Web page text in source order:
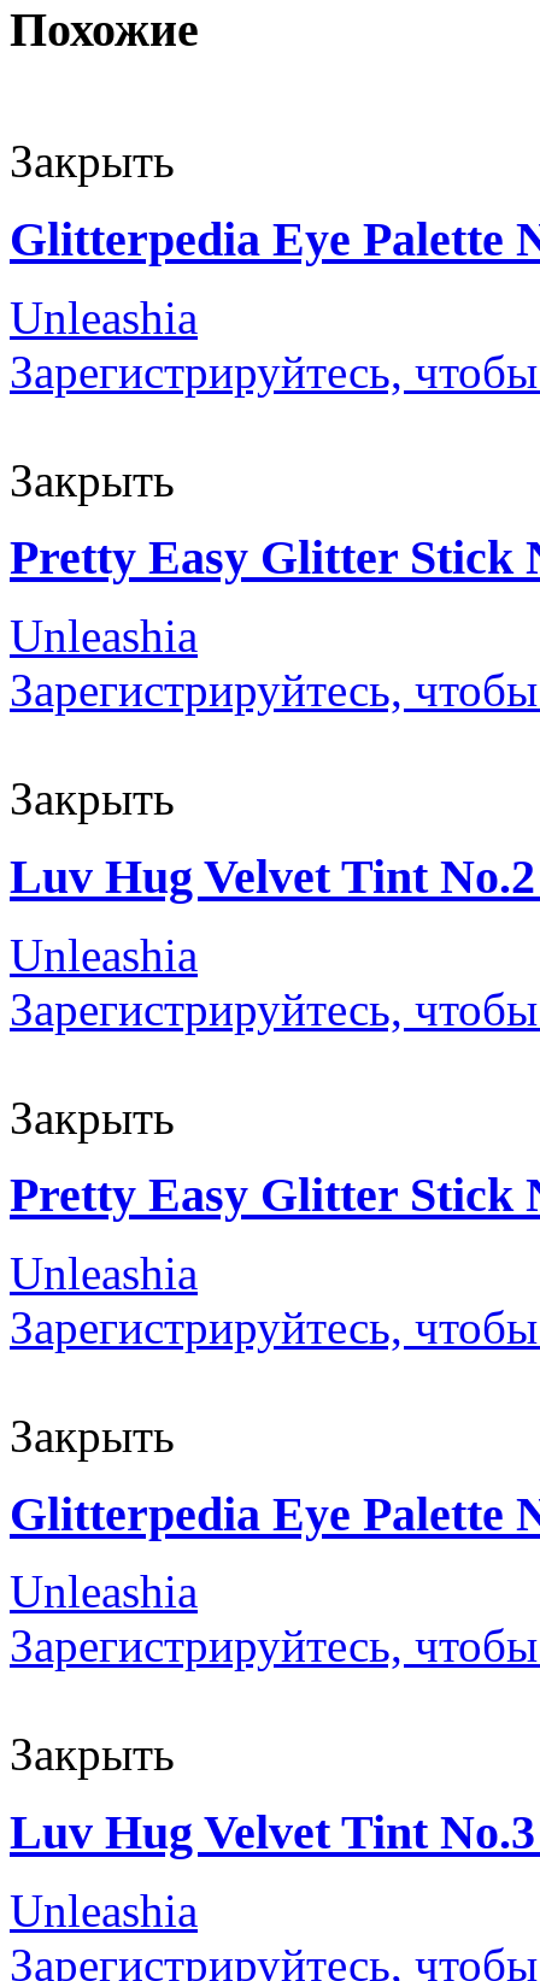
Похожие
Закрыть
Glitterpedia Eye Palette
Unleashia
Зарегистрируйтесь,
Закрыть
Pretty Easy Glitter Stick
Unleashia
Зарегистрируйтесь,
Закрыть
Luv Hug Velvet Tint
Unleashia
Зарегистрируйтесь,
Закрыть
Pretty Easy Glitter Stick
Unleashia
Зарегистрируйтесь,
Закрыть
Glitterpedia Eye Palette
Unleashia
Зарегистрируйтесь,
Закрыть
Luv Hug Velvet Tint
Unleashia
Зарегистрируйтесь,